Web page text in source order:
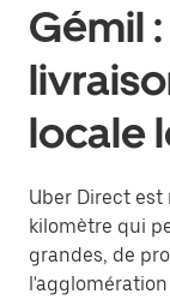
Gémil
locale
Uber Direct
kilomètre qui
grandes, de